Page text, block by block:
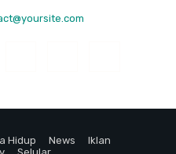
Hidup News
Iklan